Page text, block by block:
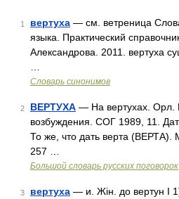
1 вертуха — см. ветреница
языка. Практический
Александрова. 2011. вертуха
Словарь синонимов
2 ВЕРТУХА — На вертухах. Орл.
возбуждения. СОГ 1989, 11.
То же, что дать верта (ВЕРТА).
257 …
Большой словарь русских поговорок
3 вертуха — и. Жін. до вертун I